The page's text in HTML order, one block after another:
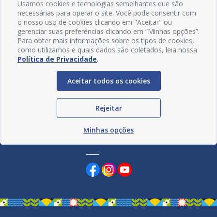
Redes Sociais
Usamos cookies e tecnologias semelhantes que são
necessárias para operar o site. Você pode consentir com
o nosso uso de cookies clicando em "Aceitar" ou
gerenciar suas preferências clicando em “Minhas opções”.
Para obter mais informações sobre os tipos de cookies,
como utilizamos e quais dados são coletados, leia nossa
Política de Privacidade.
Aceitar todos os cookies
Rejeitar
Minhas opções